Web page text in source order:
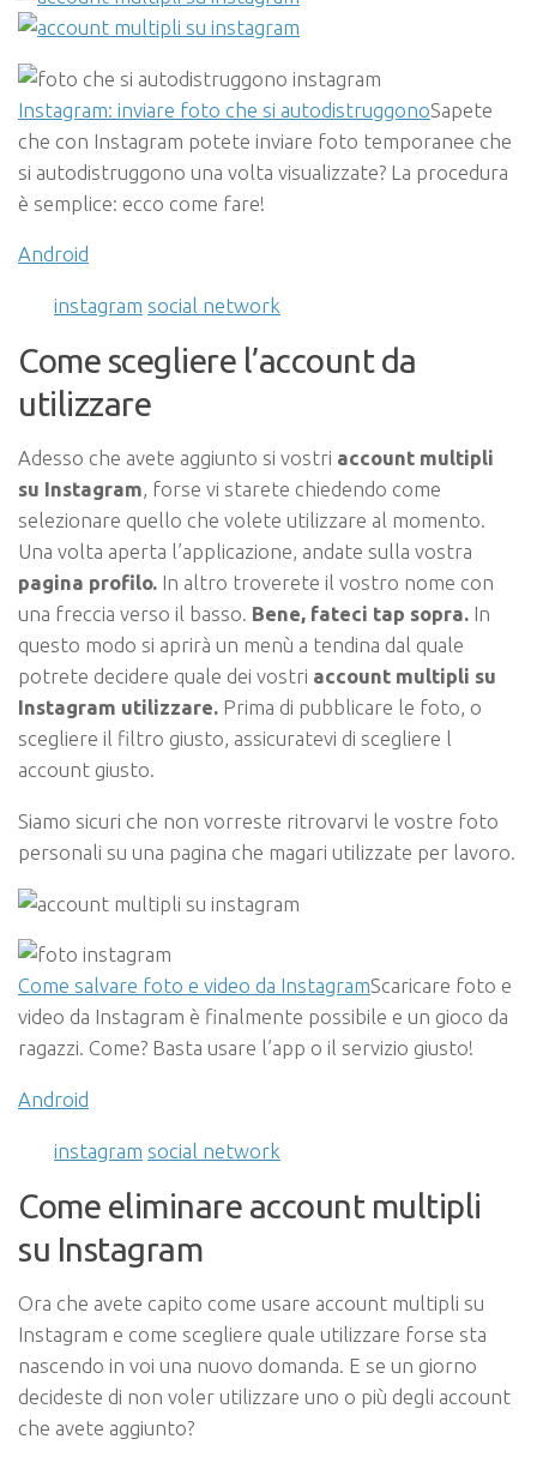
Instagram: inviare foto che si autodistruggonoSapete
che con Instagram potete inviare foto temporanee che
si autodistruggono una volta visualizzate? La procedura
è semplice: ecco come fare!
Android
instagram social network
Come scegliere l’account da
utilizzare
Adesso che avete aggiunto si vostri account multipli
su Instagram, forse vi starete chiedendo come
selezionare quello che volete utilizzare al momento.
Una volta aperta l’applicazione, andate sulla vostra
pagina profilo. In altro troverete il vostro nome con
una freccia verso il basso. Bene, fateci tap sopra. In
questo modo si aprirà un menù a tendina dal quale
potrete decidere quale dei vostri account multipli su
Instagram utilizzare. Prima di pubblicare le foto, o
scegliere il filtro giusto, assicuratevi di scegliere l
account giusto.
Siamo sicuri che non vorreste ritrovarvi le vostre foto
personali su una pagina che magari utilizzate per lavoro.
Come salvare foto e video da InstagramScaricare foto e
video da Instagram è finalmente possibile e un gioco da
ragazzi. Come? Basta usare l’app o il servizio giusto!
Android
instagram social network
Come eliminare account multipli
su Instagram
Ora che avete capito come usare account multipli su
Instagram e come scegliere quale utilizzare forse sta
nascendo in voi una nuovo domanda. E se un giorno
decideste di non voler utilizzare uno o più degli account
che avete aggiunto?